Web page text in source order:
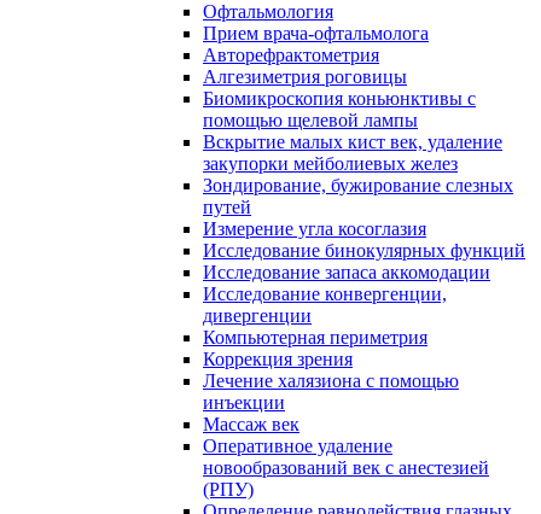
Офтальмология
Прием врача-офтальмолога
Авторефрактометрия
Алгезиметрия роговицы
Биомикроскопия коньюнктивы с
помощью щелевой лампы
Вскрытие малых кист век, удаление
закупорки мейболиевых желез
Зондирование, бужирование слезных
путей
Измерение угла косоглазия
Исследование бинокулярных функций
Исследование запаса аккомодации
Исследование конвергенции,
дивергенции
Компьютерная периметрия
Коррекция зрения
Лечение халязиона с помощью
инъекции
Массаж век
Оперативное удаление
новообразований век с анестезией
(РПУ)